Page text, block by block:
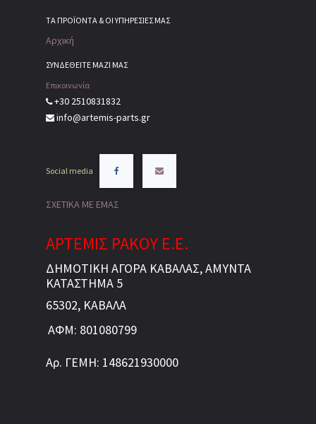
ΤΑ ΠΡΟΪΌΝΤΑ & ΟΙ ΥΠΗΡΕΣΊΕΣ ΜΑΣ
Αρχική
ΣΥΝΔΕΘΕΙΤΕ ΜΑΖΙ ΜΑΣ
Επικοινωνία
+30 2510831832
info@artemis-parts.gr
Social media
ΣΧΕΤΙΚΑ ΜΕ ΕΜΑΣ
ΑΡΤΕΜΙΣ ΡΑΚΟΥ Ε.Ε.
ΔΗΜΟΤΙΚΗ ΑΓΟΡΑ ΚΑΒΑΛΑΣ, ΑΜΥΝΤΑ
ΚΑΤΑΣΤΗΜΑ 5
65302, ΚΑΒΑΛΑ
ΑΦΜ: 801080799
Αρ. ΓΕΜΗ: 148621930000